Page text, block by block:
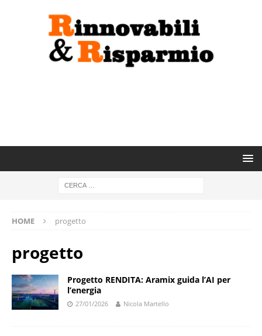
HOME progetto
progetto
Progetto RENDITA: Aramix guida l’AI per
l’energia
27/01/2026 Nicola Martello